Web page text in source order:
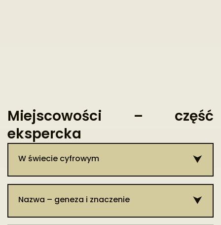
Miejscowości – część
ekspercka
W świecie cyfrowym
Patrz hasło:Włodawa.
Nazwa – geneza i znaczenie